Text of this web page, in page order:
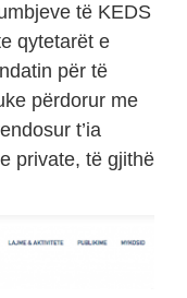
të KEDS
qytetarët e
për të
përdorur me
t’ia
private, të gjithë